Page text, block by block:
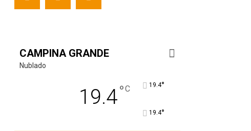
CAMPINA GRANDE
Nublado
19.4°C 19.4°
19.4°